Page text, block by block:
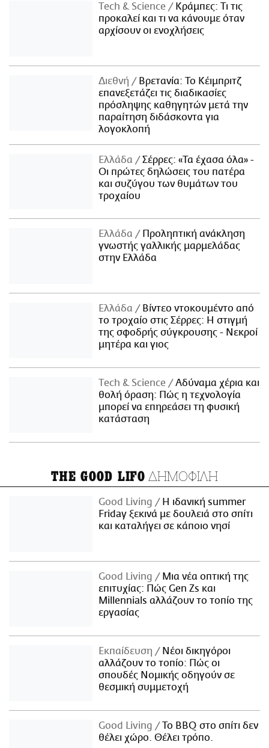
Τech & Science
Κράμπες: Τι τις
προκαλεί και τι να κάνουμε όταν
αρχίσουν οι ενοχλήσεις
Διεθνή
Βρετανία: Το Κέιμπριτζ
επανεξετάζει τις διαδικασίες
πρόσληψης καθηγητών μετά την
παραίτηση διδάσκοντα για
λογοκλοπή
Ελλάδα
Σέρρες: «Τα έχασα όλα» -
Οι πρώτες δηλώσεις του πατέρα
και συζύγου των θυμάτων του
τροχαίου
Ελλάδα
Προληπτική ανάκληση
γνωστής γαλλικής μαρμελάδας
στην Ελλάδα
Ελλάδα
Βίντεο ντοκουμέντο από
το τροχαίο στις Σέρρες: Η στιγμή
της σφοδρής σύγκρουσης - Νεκροί
μητέρα και γιος
Τech & Science
Αδύναμα χέρια και
θολή όραση: Πώς η τεχνολογία
μπορεί να επηρεάσει τη φυσική
κατάσταση
THE GOOD LIFO ΔΗΜΟΦΙΛΗ
Good Living
Η ιδανική summer
Friday ξεκινά με δουλειά στο σπίτι
και καταλήγει σε κάποιο νησί
Good Living
Μια νέα οπτική της
επιτυχίας: Πώς Gen Zs και
Millennials αλλάζουν το τοπίο της
εργασίας
Εκπαίδευση
Νέοι δικηγόροι
αλλάζουν το τοπίο: Πώς οι
σπουδές Νομικής οδηγούν σε
θεσμική συμμετοχή
Good Living
Το BBQ στο σπίτι δεν
θέλει χώρο. Θέλει τρόπο.